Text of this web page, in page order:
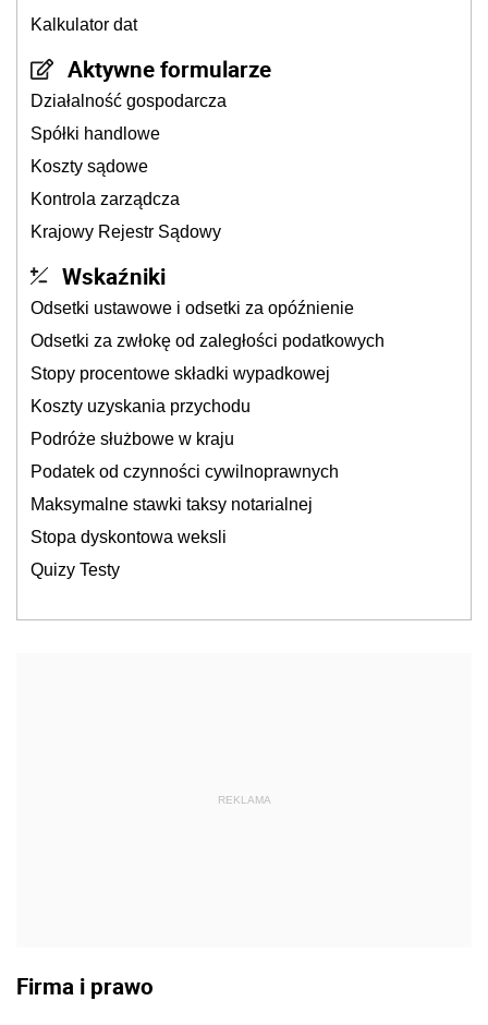
Kalkulator dat
Aktywne formularze
Działalność gospodarcza
Spółki handlowe
Koszty sądowe
Kontrola zarządcza
Krajowy Rejestr Sądowy
Wskaźniki
Odsetki ustawowe i odsetki za opóźnienie
Odsetki za zwłokę od zaległości podatkowych
Stopy procentowe składki wypadkowej
Koszty uzyskania przychodu
Podróże służbowe w kraju
Podatek od czynności cywilnoprawnych
Maksymalne stawki taksy notarialnej
Stopa dyskontowa weksli
Quizy Testy
REKLAMA
Firma i prawo